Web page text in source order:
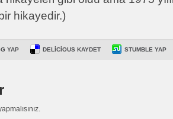
hikayedir.)
YAP DELICIOUS KAYDET STUMBLE YAP